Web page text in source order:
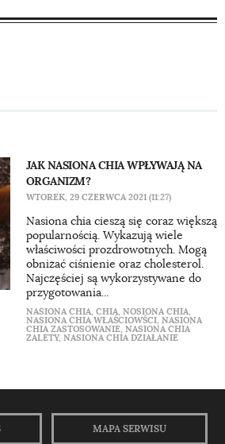
JAK NASIONA CHIA WPŁYWAJĄ NA
ORGANIZM?
WTOREK, 29 CZERWCA 2021 (11:27)
Nasiona chia cieszą się coraz większą
popularnością. Wykazują wiele
właściwości prozdrowotnych. Mogą
obniżać ciśnienie oraz cholesterol.
Najczęściej są wykorzystywane do
przygotowania...
NASIONA CHIA, CHIA, NOSIONA CHIA,
NASIONA CHIA WŁAŚCIOWŚCI, NASIONA
CHIA ZASTOSOWANIE, NASIONA CHIA
ZALETY, NASIONA CHIA DZIAŁANIE
MAPA SERWISU